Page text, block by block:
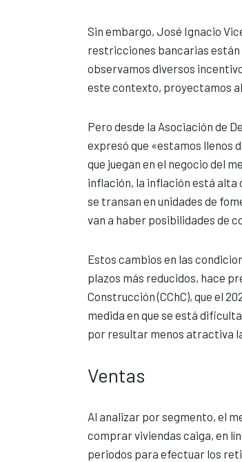
Sin embargo, José Ignacio
restricciones bancarias están
observamos diversos
este contexto, proyectamos
Pero desde la Asociación de
expresó que «estamos llenos
que juegan en el negocio del
inflación, la inflación está alta
se transan en unidades de
van a haber posibilidades de
Estos cambios en las
plazos más reducidos, hace
Construcción (CChC), que el
medida en que se está
por resultar menos atractiva
Ventas
Al analizar por segmento, el
comprar viviendas caiga, en
periodos para efectuar los